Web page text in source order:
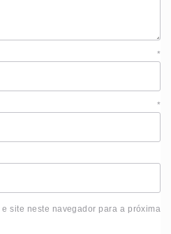
*
*
site neste navegador para a próxima